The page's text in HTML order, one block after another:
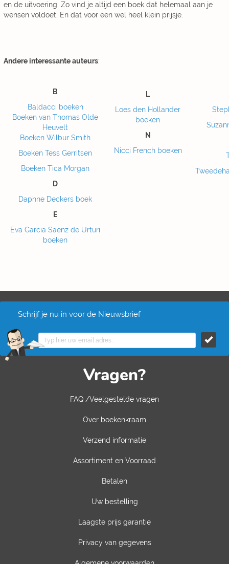
en de uitvoering. Zo vind je altijd een boek dat helemaal aan je
wensen voldoet. En dat voor een wel heel klein prijsje.
Andere interessante auteurs:
B
Baldacci boeken
Boeken van Thomas Olde
Heuvelt
Boeken Wilbur Smith
Boeken Tess Gerritsen
Boeken Tica Morgan
D
Daphne Deckers boek
E
Eva Garcia Saenz de Urturi
boeken
L
Loes den Hollander
boeken
N
Nicci French boeken
Schrijf je nu in voor de Nieuwsbrief
Vragen?
FAQ /Veelgestelde vragen
Over boekenkraam
Verzend informatie
Assortiment en Voorraad
Betalen
Uw bestelling
Laagste prijs garantie
Privacy van gegevens